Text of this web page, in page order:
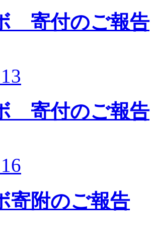
寄付のご報告
寄付のご報告
寄附のご報告